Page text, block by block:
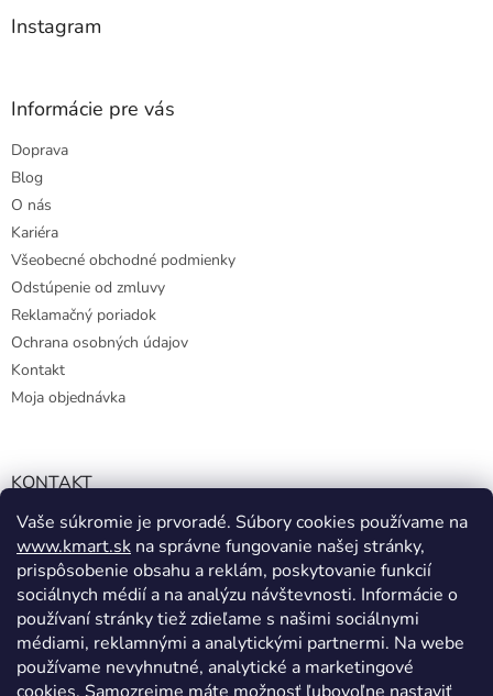
Vaše súkromie je prvoradé. Súbory cookies používame na
www.kmart.sk na správne fungovanie našej stránky,
prispôsobenie obsahu a reklám, poskytovanie funkcií
sociálnych médií a na analýzu návštevnosti. Informácie o
používaní stránky tiež zdieľame s našimi sociálnymi
médiami, reklamnými a analytickými partnermi. Na webe
používame nevyhnutné, analytické a marketingové
Instagram
Informácie pre vás
Doprava
Blog
O nás
Kariéra
Všeobecné obchodné podmienky
Odstúpenie od zmluvy
Reklamačný poriadok
Ochrana osobných údajov
Kontakt
Moja objednávka
KONTAKT
info@kmart.sk
+421 947 979 193
+421 947 979 193
facebook.com/Kolieramarket